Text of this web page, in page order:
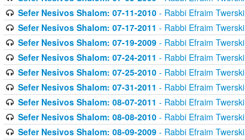
Sefer Nesivos Shalom: 07-11-2010- Rabbi Efraim Twerski
Sefer Nesivos Shalom: 07-17-2011 - Rabbi Efraim Twerski
Sefer Nesivos Shalom: 07-19-2009- Rabbi Efraim Twerski
Sefer Nesivos Shalom: 07-24-2011 - Rabbi Efraim Twerski
Sefer Nesivos Shalom: 07-25-2010- Rabbi Efraim Twerski
Sefer Nesivos Shalom: 07-31-2011 - Rabbi Efraim Twerski
Sefer Nesivos Shalom: 08-07-2011 - Rabbi Efraim Twerski
Sefer Nesivos Shalom: 08-08-2010- Rabbi Efraim Twerski
Sefer Nesivos Shalom: 08-09-2009- Rabbi Efraim Twerski